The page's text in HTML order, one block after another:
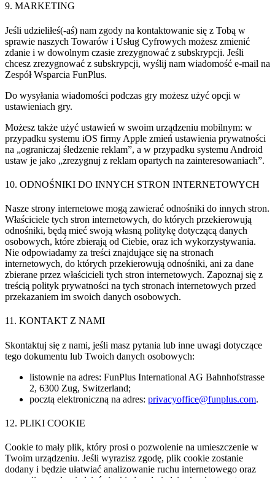
9. MARKETING
Jeśli udzieliłeś(-aś) nam zgody na kontaktowanie się z Tobą w
sprawie naszych Towarów i Usług Cyfrowych możesz zmienić
zdanie i w dowolnym czasie zrezygnować z subskrypcji. Jeśli
chcesz zrezygnować z subskrypcji, wyślij nam wiadomość e-mail na
Zespół Wsparcia FunPlus.
Do wysyłania wiadomości podczas gry możesz użyć opcji w
ustawieniach gry.
Możesz także użyć ustawień w swoim urządzeniu mobilnym: w
przypadku systemu iOS firmy Apple zmień ustawienia prywatności
na „ograniczaj śledzenie reklam”, a w przypadku systemu Android
ustaw je jako „zrezygnuj z reklam opartych na zainteresowaniach”.
10. ODNOŚNIKI DO INNYCH STRON INTERNETOWYCH
Nasze strony internetowe mogą zawierać odnośniki do innych stron.
Właściciele tych stron internetowych, do których przekierowują
odnośniki, będą mieć swoją własną politykę dotyczącą danych
osobowych, które zbierają od Ciebie, oraz ich wykorzystywania.
Nie odpowiadamy za treści znajdujące się na stronach
internetowych, do których przekierowują odnośniki, ani za dane
zbierane przez właścicieli tych stron internetowych. Zapoznaj się z
treścią polityk prywatności na tych stronach internetowych przed
przekazaniem im swoich danych osobowych.
11. KONTAKT Z NAMI
Skontaktuj się z nami, jeśli masz pytania lub inne uwagi dotyczące
tego dokumentu lub Twoich danych osobowych:
listownie na adres: FunPlus International AG Bahnhofstrasse
2, 6300 Zug, Switzerland;
pocztą elektroniczną na adres: privacyoffice@funplus.com.
12. PLIKI COOKIE
Cookie to mały plik, który prosi o pozwolenie na umieszczenie w
Twoim urządzeniu. Jeśli wyrazisz zgodę, plik cookie zostanie
dodany i będzie ułatwiać analizowanie ruchu internetowego oraz